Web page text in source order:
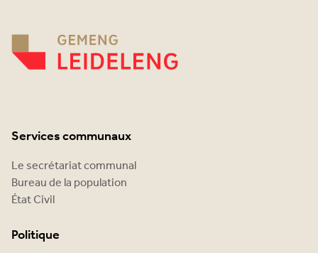
Services communaux
Le secrétariat communal
Bureau de la population
État Civil
Politique